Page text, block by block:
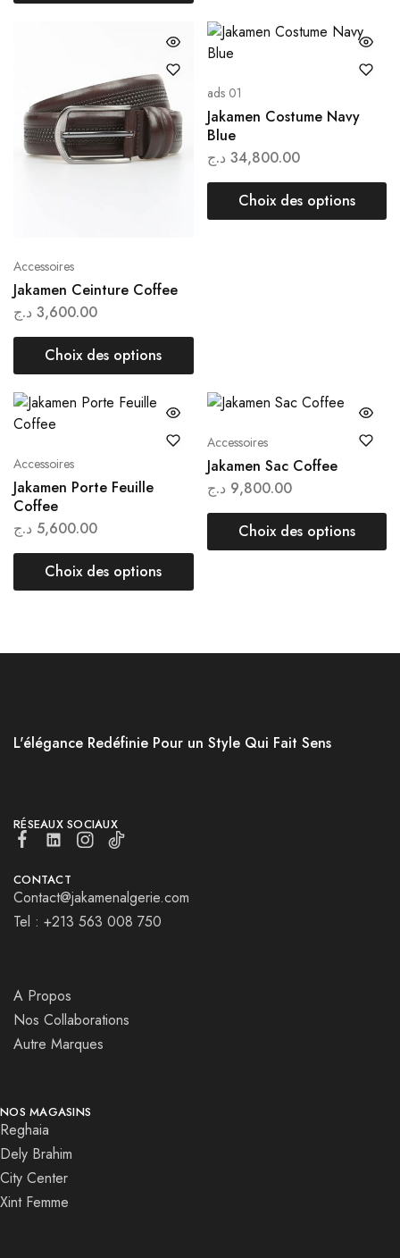
Accessoires
Jakamen Ceinture Coffee
3,600.00 د.ج
Choix des options
ads 01
Jakamen Costume Navy
Blue
34,800.00 د.ج
Choix des options
Accessoires
Jakamen Porte Feuille
Coffee
5,600.00 د.ج
Choix des options
Accessoires
Jakamen Sac Coffee
9,800.00 د.ج
Choix des options
L'élégance Redéfinie Pour un Style Qui Fait Sens
RÉSEAUX SOCIAUX
CONTACT
Contact@jakamenalgerie.com
Tel : +213 563 008 750
A Propos
Nos Collaborations
Autre Marques
NOS MAGASINS
Reghaia
Dely Brahim
City Center
Xint Femme